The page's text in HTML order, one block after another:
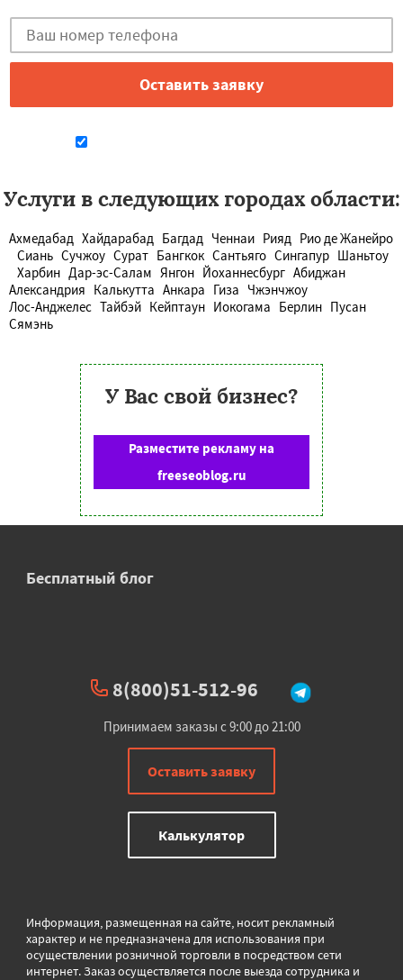
Услуги в следующих городах области:
Ахмедабад Хайдарабад Багдад Ченнаи Рияд Рио де Жанейро
Сиань Сучжоу Сурат Бангкок Сантьяго Сингапур Шаньтоу
Харбин Дар-эс-Салам Янгон Йоханнесбург Абиджан
Александрия Калькутта Анкара Гиза Чжэнчжоу
Лос-Анджелес Тайбэй Кейптаун Иокогама Берлин Пусан
Сямэнь
У Вас свой бизнес?
Разместите рекламу на
freeseoblog.ru
Бесплатный блог
8(800)51-512-96
Принимаем заказы с 9:00 до 21:00
Оставить заявку
Калькулятор
Информация, размещенная на сайте, носит рекламный
характер и не предназначена для использования при
осуществлении розничной торговли в посредством сети
интернет. Заказ осуществляется после выезда сотрудника и